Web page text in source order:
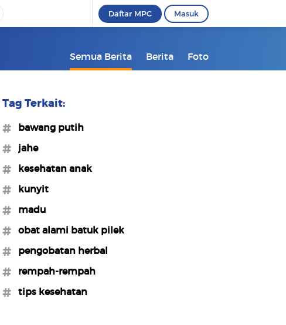
Daftar MPC Masuk
Semua Berita Berita Foto
Tag Terkait:
#bawang putih
#jahe
#kesehatan anak
#kunyit
#madu
#obat alami batuk pilek
#pengobatan herbal
#rempah-rempah
#tips kesehatan